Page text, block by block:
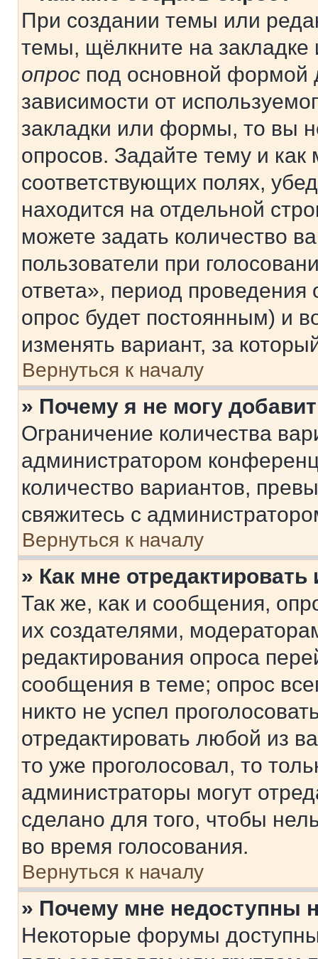
При создании темы или
темы, щёлкните на
опрос под основной формой
зависимости от
закладки или формы, то вы
опросов. Задайте тему и
соответствующих полях,
находится на отдельной
можете задать количество
пользователи при
ответа», период проведения
опрос будет постоянным) и
изменять вариант, за
Вернуться к началу
» Почему я не могу
Ограничение количества
администратором
количество вариантов,
свяжитесь с
Вернуться к началу
» Как мне
Так же, как и сообщения,
их создателями,
редактирования опроса
сообщения в теме; опрос
никто не успел
отредактировать любой из
то уже проголосовал, то
администраторы могут
сделано для того, чтобы
во время голосования.
Вернуться к началу
» Почему мне недоступны
Некоторые форумы